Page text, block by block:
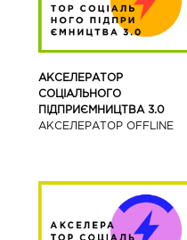
АКСЕЛЕРАТОР
СОЦІАЛЬНОГО
ПІДПРИЄМНИЦТВА 3.0
АКСЕЛЕРАТОР OFFLINE